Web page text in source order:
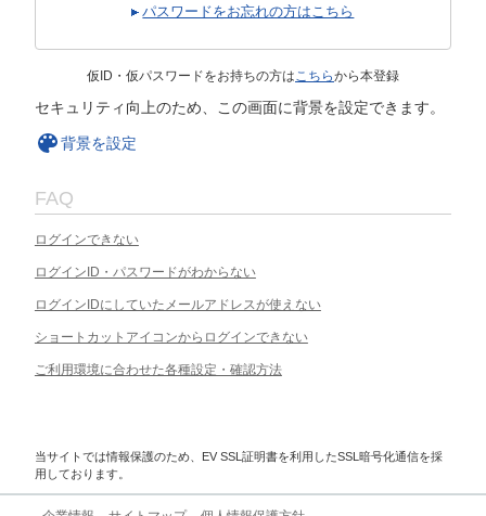
パスワードをお忘れの方はこちら
仮ID・仮パスワードをお持ちの方はこちらから本登録
セキュリティ向上のため、この画面に背景を設定できます。
背景を設定
FAQ
ログインできない
ログインID・パスワードがわからない
ログインIDにしていたメールアドレスが使えない
ショートカットアイコンからログインできない
ご利用環境に合わせた各種設定・確認方法
当サイトでは情報保護のため、EV SSL証明書を利用したSSL暗号化通信を採
用しております。